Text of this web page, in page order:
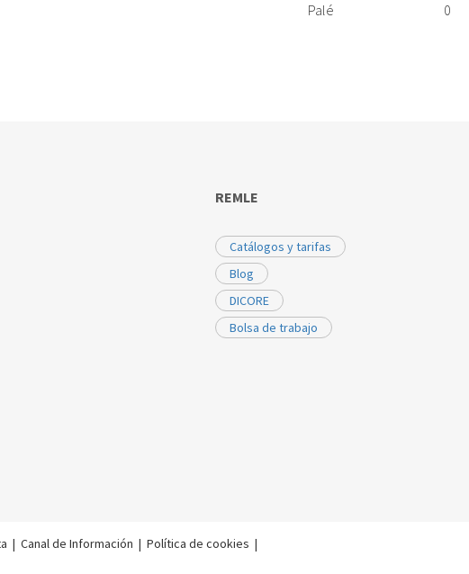
Palé
0
REMLE
Catálogos y tarifas
Blog
DICORE
Bolsa de trabajo
| Canal de Información | Política de cookies |